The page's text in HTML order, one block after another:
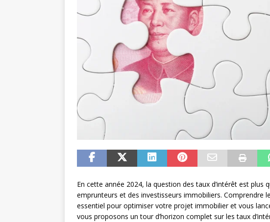
En cette année 2024, la question des taux d’intérêt est
emprunteurs et des investisseurs immobiliers. Comprendre
essentiel pour optimiser votre projet immobilier et vous
vous proposons un tour d’horizon complet sur les taux